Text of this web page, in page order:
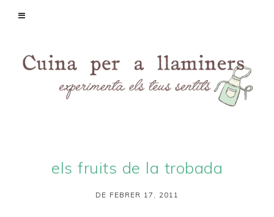
els fruits de la trobada
DE FEBRER 17, 2011